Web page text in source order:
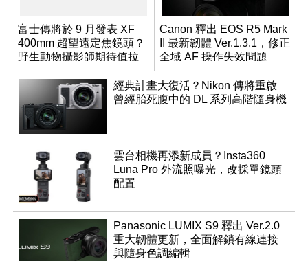
富士傳將於 9 月發表 XF
400mm 超望遠定焦鏡頭？
野生動物攝影師期待值拉
滿
Canon 釋出 EOS R5 Mark
II 最新韌體 Ver.1.3.1，修正
全域 AF 操作失效問題
經典計畫大復活？Nikon 傳將重啟
曾經胎死腹中的 DL 系列高階隨身機
雲台相機再添新成員？Insta360
Luna Pro 外流照曝光，改採單鏡頭
配置
Panasonic LUMIX S9 釋出 Ver.2.0
重大韌體更新，全面解鎖有線連接
與隨身色調編輯